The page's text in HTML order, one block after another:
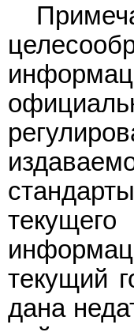
текущий
дана